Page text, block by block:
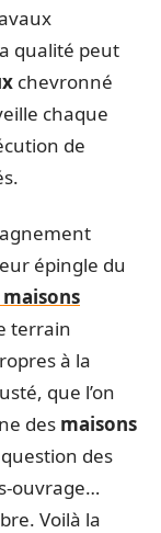
qualité peut
chevronné
chaque
de
épingle du
terrain
à la
que l’on
des maisons
des
ouvrage…
Voilà la